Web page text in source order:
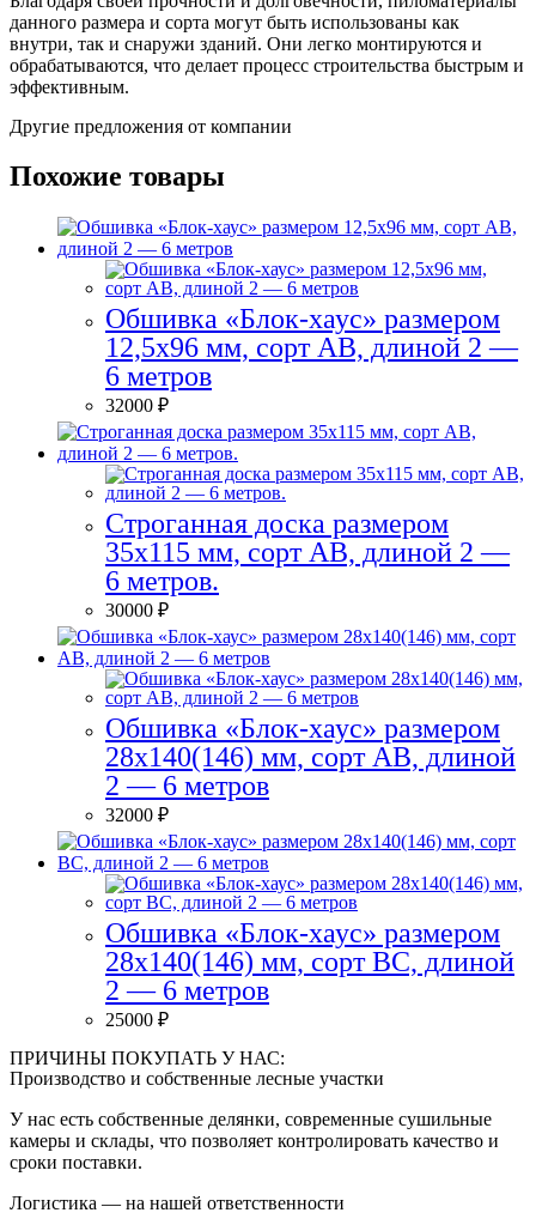
данного размера и сорта могут быть использованы как
внутри, так и снаружи зданий. Они легко монтируются и
обрабатываются, что делает процесс строительства быстрым и
эффективным.
Другие предложения от компании
Похожие товары
Обшивка «Блок-хаус» размером
12,5х96 мм, сорт АВ, длиной 2 —
6 метров
32000 ₽
Строганная доска размером
35х115 мм, сорт AB, длиной 2 —
6 метров.
30000 ₽
Обшивка «Блок-хаус» размером
28х140(146) мм, сорт АВ, длиной
2 — 6 метров
32000 ₽
Обшивка «Блок-хаус» размером
28х140(146) мм, сорт ВС, длиной
2 — 6 метров
25000 ₽
ПРИЧИНЫ ПОКУПАТЬ У НАС:
Производство и собственные лесные участки
У нас есть собственные делянки, современные сушильные
камеры и склады, что позволяет контролировать качество и
сроки поставки.
Логистика — на нашей ответственности